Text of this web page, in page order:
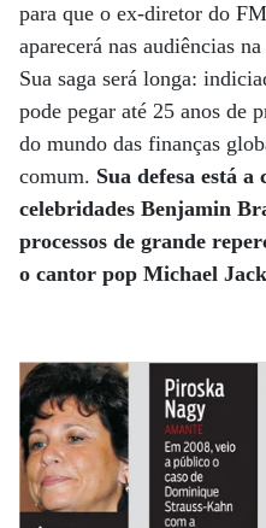
para que o ex-diretor do
aparecerá nas audiências
Sua saga será longa:
pode pegar até 25 anos de
do mundo das finanças
comum. Sua defesa está
celebridades Benjamin
processos de grande
o cantor pop Michael